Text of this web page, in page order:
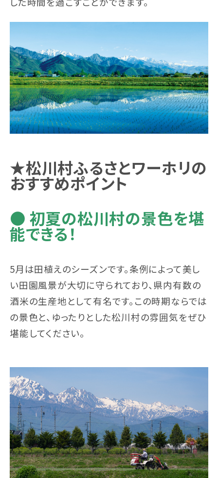
★松川村ふるさとワーホリの
おすすめポイント
● 初夏の松川村の景色を堪
能できる！
5月は田植えのシーズンです。条例によって美し
い田園風景が大切に守られており、県内有数の
酒米の生産地として有名です。この時期ならでは
の景色と、ゆったりとした松川村の雰囲気をぜひ
堪能してください。